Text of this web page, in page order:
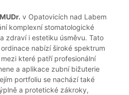
v Opatovicích nad Labem
komplexní stomatologické
zdraví i estetiku úsměvu. Tato
nabízí široké spektrum
které patří profesionální
a aplikace zubní bižuterie
portfoliu se nachází také
a protetické zákroky,